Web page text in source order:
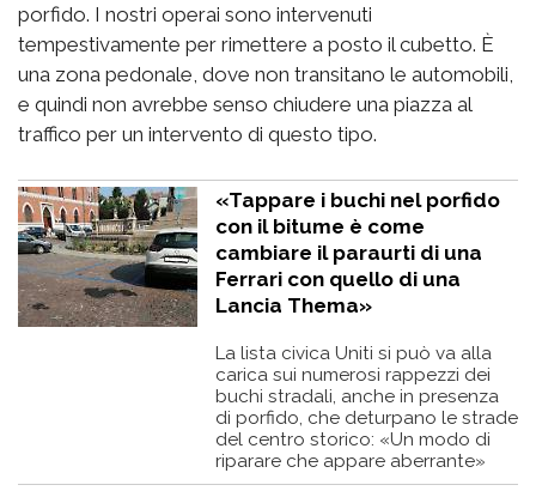
porfido. I nostri operai sono intervenuti
tempestivamente per rimettere a posto il cubetto. È
una zona pedonale, dove non transitano le automobili,
e quindi non avrebbe senso chiudere una piazza al
traffico per un intervento di questo tipo.
«Tappare i buchi nel porfido
con il bitume è come
cambiare il paraurti di una
Ferrari con quello di una
Lancia Thema»
La lista civica Uniti si può va alla
carica sui numerosi rappezzi dei
buchi stradali, anche in presenza
di porfido, che deturpano le strade
del centro storico: «Un modo di
riparare che appare aberrante»